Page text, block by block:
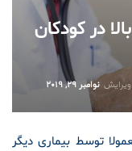
در کودکان
نوامبر 29, 2019
کودکان کمتر از ۱۰ سال معمولا توسط بیماری دیگر